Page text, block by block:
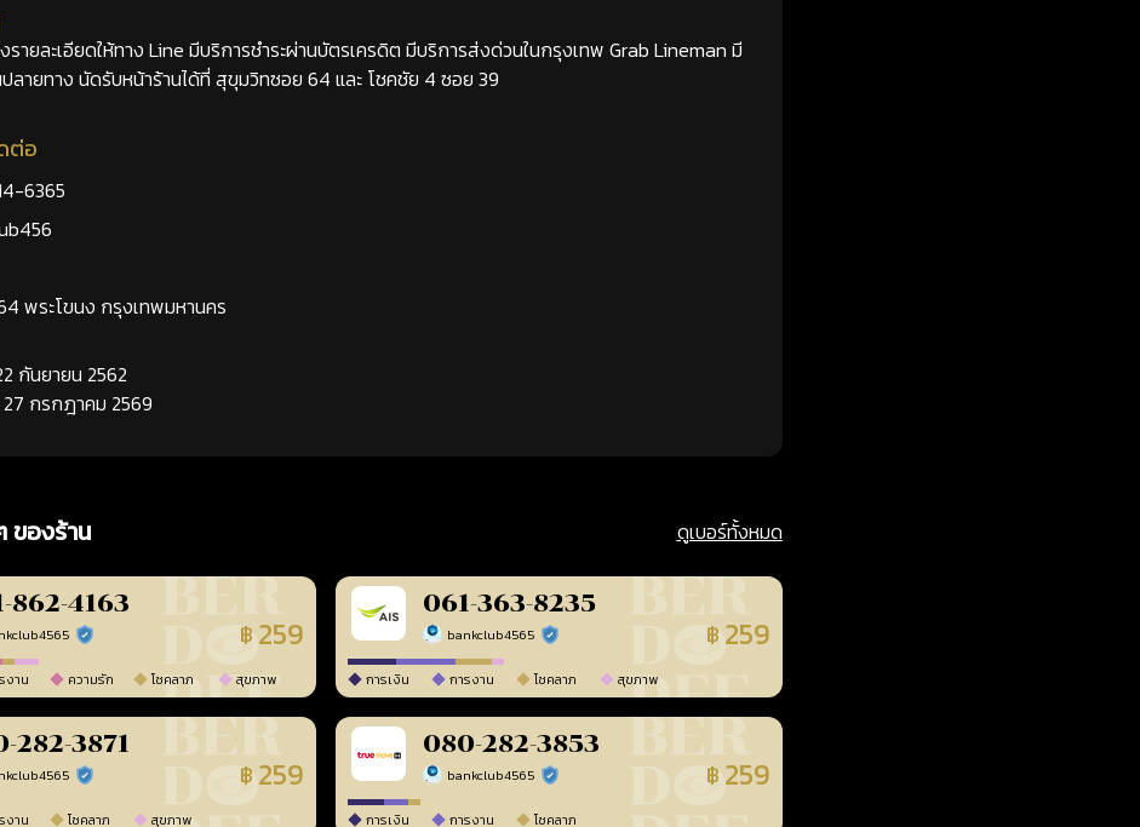
รายละเอียดให้ทาง Line มีบริการชำระผ่านบัตรเครดิต มีบริการส่งด่วนในกรุงเทพ Grab Lineman มี
ลายทาง นัดรับหน้าร้านได้ที่ สุขุมวิทซอย 64 และ โชคชัย 4 ซอย 39
ต่อ
6365
พระโขนง กรุงเทพมหานคร
กันยายน 2562
กรกฎาคม 2569
ของร้าน ดูเบอร์ทั้งหมด
862-4163
ร้านยืนยันแล้ว ฿ 259
งาน ความรัก โชคลาภ สุขภาพ
061-363-8235
bankclub4565 ร้านยืนยันแล้ว ฿ 259
การเงิน การงาน โชคลาภ สุขภาพ
282-3871
ร้านยืนยันแล้ว ฿ 259
งาน โชคลาภ สุขภาพ
080-282-3853
bankclub4565 ร้านยืนยันแล้ว ฿ 259
การเงิน การงาน โชคลาภ